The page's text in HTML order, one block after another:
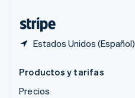
Estados Unidos (Español)
Productos y tarifas
Precios